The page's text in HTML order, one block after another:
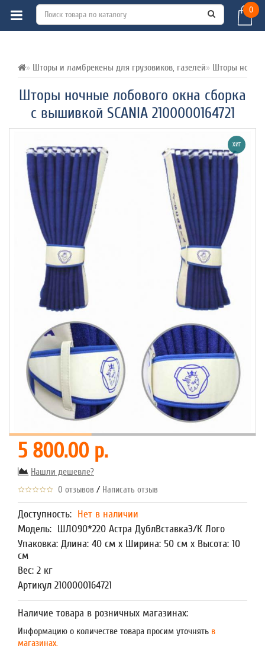
0
Шторы и ламбрекены для грузовиков, газелей Шторы
Шторы ночные лобового окна сборка
c вышивкой SCANIA 2100000164721
ВСЕ О ТОВАРЕ ХАРАКТЕРИСТИКИ
ХИТ
5 800.00 р.
Нашли дешевле?
0 отзывов / Написать отзыв
Доступность: Нет в наличии
Модель: ШЛО90*220 Астра ДублВставкаЭ/К Лого
Упаковка: Длина: 40 см x Ширина: 50 см x Высота: 10
см
Вес: 2 кг
Артикул 2100000164721
Наличие товара в розничных магазинах:
Информацию о количестве товара просим уточнять в
магазинах.